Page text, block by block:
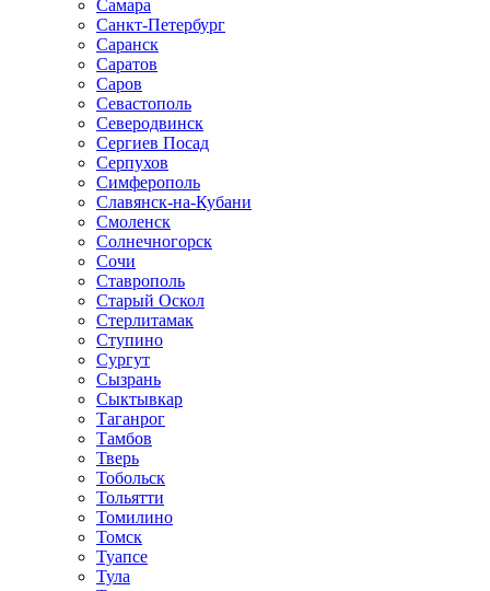
Самара
Санкт-Петербург
Саранск
Саратов
Саров
Севастополь
Северодвинск
Сергиев Посад
Серпухов
Симферополь
Славянск-на-Кубани
Смоленск
Солнечногорск
Сочи
Ставрополь
Старый Оскол
Стерлитамак
Ступино
Сургут
Сызрань
Сыктывкар
Таганрог
Тамбов
Тверь
Тобольск
Тольятти
Томилино
Томск
Туапсе
Тула